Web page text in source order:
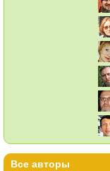
Все авторы